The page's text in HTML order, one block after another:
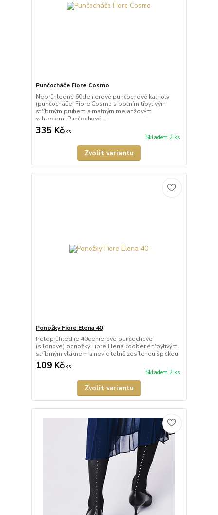
Punčocháče Fiore Cosmo
Neprůhledné 60denierové punčochové kalhoty
(punčocháče) Fiore Cosmo s bočním třpytivým
stříbrným pruhem a matným melanžovým
vzhledem. Punčochové ...
335 Kč/ks
Skladem 2 ks
Zvolit variantu
Ponožky Fiore Elena 40
Poloprůhledné 40denierové punčochové
(silonové) ponožky Fiore Elena zdobené třpytivým
stříbrným vláknem a neviditelně zesílenou špičkou.
109 Kč/ks
Skladem 2 ks
Zvolit variantu